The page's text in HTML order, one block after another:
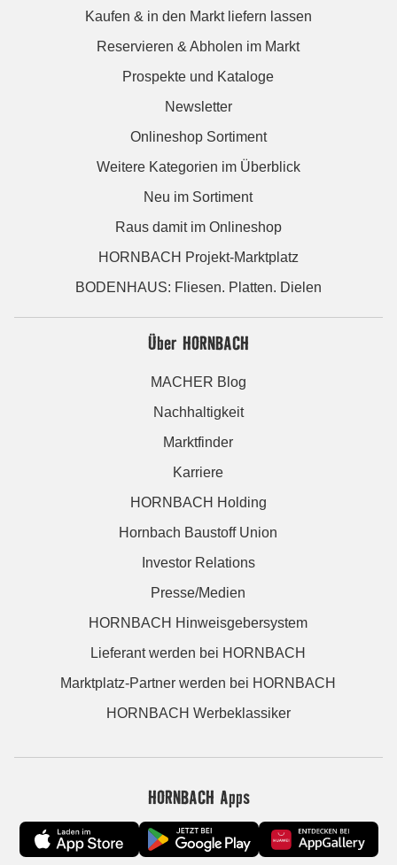
Kaufen & in den Markt liefern lassen
Reservieren & Abholen im Markt
Prospekte und Kataloge
Newsletter
Onlineshop Sortiment
Weitere Kategorien im Überblick
Neu im Sortiment
Raus damit im Onlineshop
HORNBACH Projekt-Marktplatz
BODENHAUS: Fliesen. Platten. Dielen
Über HORNBACH
MACHER Blog
Nachhaltigkeit
Marktfinder
Karriere
HORNBACH Holding
Hornbach Baustoff Union
Investor Relations
Presse/Medien
HORNBACH Hinweisgebersystem
Lieferant werden bei HORNBACH
Marktplatz-Partner werden bei HORNBACH
HORNBACH Werbeklassiker
HORNBACH Apps